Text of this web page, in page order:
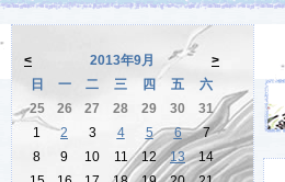
< 2013年9月
>
日
一 二 三 四 五
六
25
26 27 28 29 30
31
1
2 3 4 5 6
7
8
9 10 11 12 13
14